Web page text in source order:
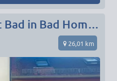
Einzelzimmer mit Bad in Bad Homburg Altstadt
26,01 km